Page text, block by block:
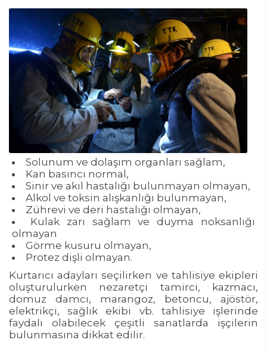
Solunum ve dolaşım organları sağlam,
Kan basıncı normal,
Sinir ve akıl hastalığı bulunmayan olmayan,
Alkol ve toksin alışkanlığı bulunmayan,
Zührevi ve deri hastalığı olmayan,
Kulak zarı sağlam ve duyma noksanlığı
olmayan
Görme kusuru olmayan,
Protez dişli olmayan.
Kurtarıcı adayları seçilirken ve tahlisiye ekipleri
oluşturulurken nezaretçi tamirci, kazmacı,
domuz damcı, marangoz, betoncu, ajöstör,
elektrikçi, sağlık ekibi vb. tahlisiye işlerinde
faydalı olabilecek çeşitli sanatlarda işçilerin
bulunmasına dikkat edilir.